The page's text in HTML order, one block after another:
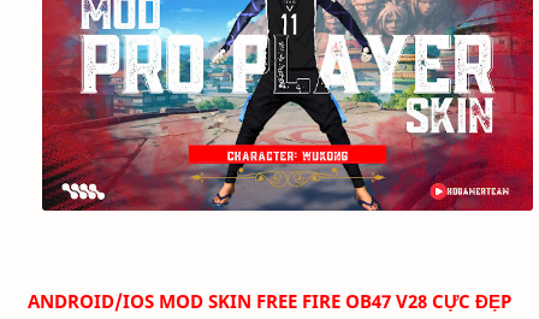
ANDROID/IOS MOD SKIN FREE FIRE OB47 V28 CỰC ĐẸP